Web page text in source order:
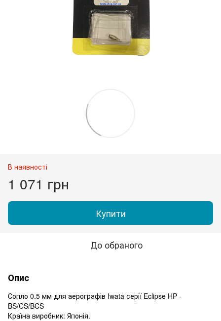
В наявності
1 071 грн
Купити
До обраного
Опис
Сопло 0.5 мм для аерографів Iwata серії Eclipse HP -
BS/CS/BCS
Країна виробник: Японія.